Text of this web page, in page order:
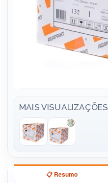
MAIS VISUALIZAÇÕES
📋 Resumo